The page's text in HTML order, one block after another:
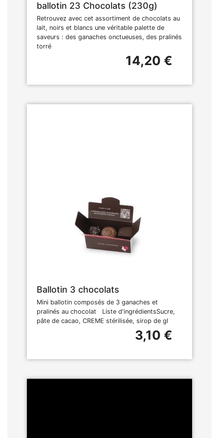
ballotin 23 Chocolats (230g)
Retrouvez avec cet assortiment de chocolats au
lait, noirs et blancs une véritable palette de
saveurs : des ganaches onctueuses, des pralinés
torré
14,20 €
Ballotin 3 chocolats
Mini ballotin composés de 3 ganaches et
pralinés au chocolat Liste d'ingrédientsSucre,
pâte de cacao, CREME stérilisée, sirop de gl
3,10 €